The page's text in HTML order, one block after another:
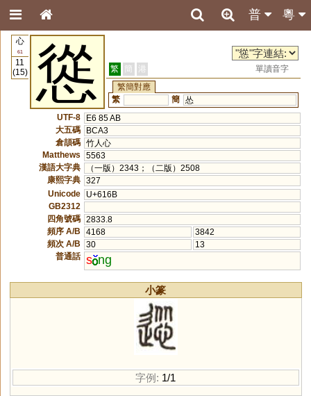
粵
普
心
61
11
(15)
慫 繁 簡 港
單讀音字
繁簡對應
繁
簡 怂
UTF-8
E6 85 AB
大五碼
BCA3
倉頡碼 竹人心
Matthews
5563
漢語大字典
（一版）2343；（二版）2508
康熙字典 327
Unicode
U+616B
GB2312
四角號碼 2833.8
頻序 A/B
4168
3842
頻次 A/B
30
13
普通話 s ng
小篆
字例: 1/1